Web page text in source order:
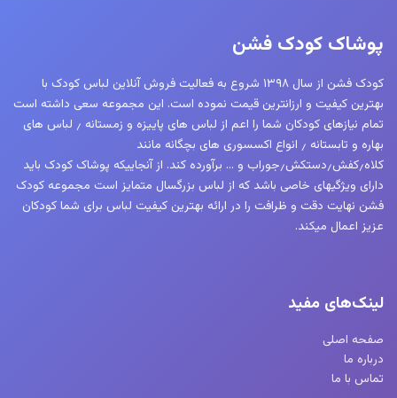
پوشاک کودک فشن
کودک فشن از سال ۱۳۹۸ شروع به فعالیت فروش آنلاین لباس کودک با
بهترین کیفیت و ارزانترین قیمت نموده است. این مجموعه سعی داشته است
تمام نیازهای کودکان شما را اعم از لباس های پاییزه و زمستانه ٫ لباس های
بهاره و تابستانه ٫ انواع اکسسوری های بچگانه مانند
کلاه٫کفش٫دستکش٫جوراب و … برآورده کند. از آنجاییکه پوشاک کودک باید
دارای ویژگیهای خاصی باشد که از لباس بزرگسال متمایز است مجموعه کودک
فشن نهایت دقت و ظرافت را در ارائه بهترین کیفیت لباس برای شما کودکان
عزیز اعمال میکند.
لینک‌های مفید
صفحه اصلی
درباره ما
تماس با ما